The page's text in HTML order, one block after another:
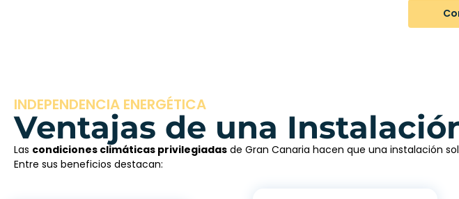
INDEPENDENCIA ENERGÉTICA
Ventajas de una
Las condiciones climáticas privilegiadas de Gran Canaria hacen que una instalación
Entre sus beneficios destacan: